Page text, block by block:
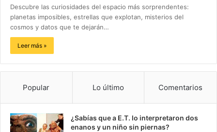
Descubre las curiosidades del espacio más sorprendentes:
planetas imposibles, estrellas que explotan, misterios del
cosmos y datos que te dejarán…
Leer más »
Popular Lo último Comentarios
¿Sabías que a E.T. lo interpretaron dos
enanos y un niño sin piernas?